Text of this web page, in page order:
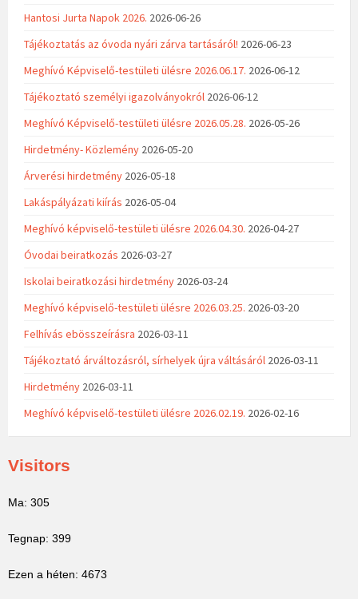
Hantosi Jurta Napok 2026. 2026-06-26
Tájékoztatás az óvoda nyári zárva tartásáról! 2026-06-23
Meghívó Képviselő-testületi ülésre 2026.06.17. 2026-06-12
Tájékoztató személyi igazolványokról 2026-06-12
Meghívó Képviselő-testületi ülésre 2026.05.28. 2026-05-26
Hirdetmény- Közlemény 2026-05-20
Árverési hirdetmény 2026-05-18
Lakáspályázati kiírás 2026-05-04
Meghívó képviselő-testületi ülésre 2026.04.30. 2026-04-27
Óvodai beiratkozás 2026-03-27
Iskolai beiratkozási hirdetmény 2026-03-24
Meghívó képviselő-testületi ülésre 2026.03.25. 2026-03-20
Felhívás ebösszeírásra 2026-03-11
Tájékoztató árváltozásról, sírhelyek újra váltásáról 2026-03-11
Hirdetmény 2026-03-11
Meghívó képviselő-testületi ülésre 2026.02.19. 2026-02-16
Visitors
Ma: 305
Tegnap: 399
Ezen a héten: 4673